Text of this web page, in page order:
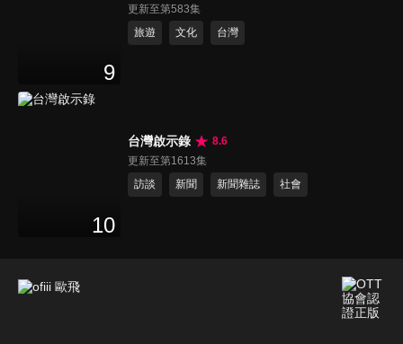
9
更新至第583集
旅遊
文化 台灣
10
台灣啟示錄
8.6
更新至第1613集
訪談
新聞 新聞雜誌 社會